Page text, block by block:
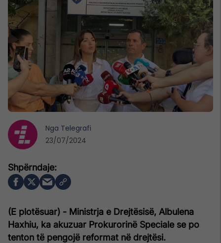
(E plotësuar) - Ministrja e Drejtësisë, Albulena
Haxhiu, ka akuzuar Prokurorinë Speciale se po
tenton të pengojë reformat në drejtësi.
Nga Telegrafi
23/07/2024